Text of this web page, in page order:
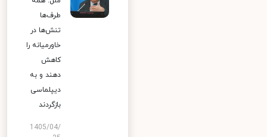
طرف‌ها
تنش‌ها در
خاورمیانه را
کاهش
دهند و به
دیپلماسی
بازگردند
1405/04/